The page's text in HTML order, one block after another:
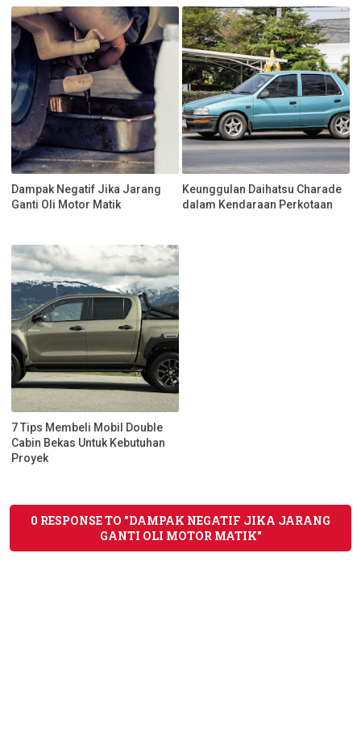
Dampak Negatif Jika Jarang
Ganti Oli Motor Matik
Keunggulan Daihatsu Charade
dalam Kendaraan Perkotaan
7 Tips Membeli Mobil Double
Cabin Bekas Untuk Kebutuhan
Proyek
0 RESPONSE TO "DAMPAK NEGATIF JIKA JARANG
GANTI OLI MOTOR MATIK"